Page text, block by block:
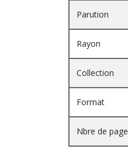
Parution
Rayon
Collection
Format
Nbre de page